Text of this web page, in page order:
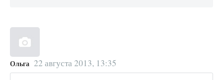
Ольга 22 августа 2013, 13:35